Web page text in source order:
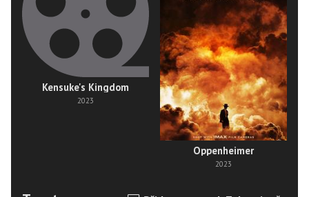
Kensuke's Kingdom
2023
Oppenheimer
2023